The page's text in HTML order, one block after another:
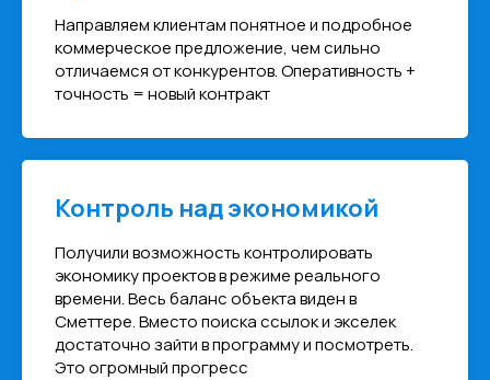
Направляем клиентам понятное и подробное
коммерческое предложение, чем сильно
отличаемся от конкурентов. Оперативность +
точность = новый контракт
Контроль над экономикой
Получили возможность контролировать
экономику проектов в режиме реального
времени. Весь баланс объекта виден в
Сметтере. Вместо поиска ссылок и экселек
достаточно зайти в программу и посмотреть.
Это огромный прогресс